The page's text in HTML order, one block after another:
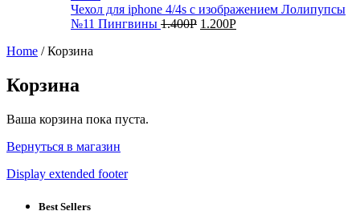
Чехол для iphone 4/4s с изображением Лолипупсы
№11 Пингвины 1.400Р 1.200Р
Home /Корзина
Корзина
Ваша корзина пока пуста.
Вернуться в магазин
Display extended footer
Best Sellers